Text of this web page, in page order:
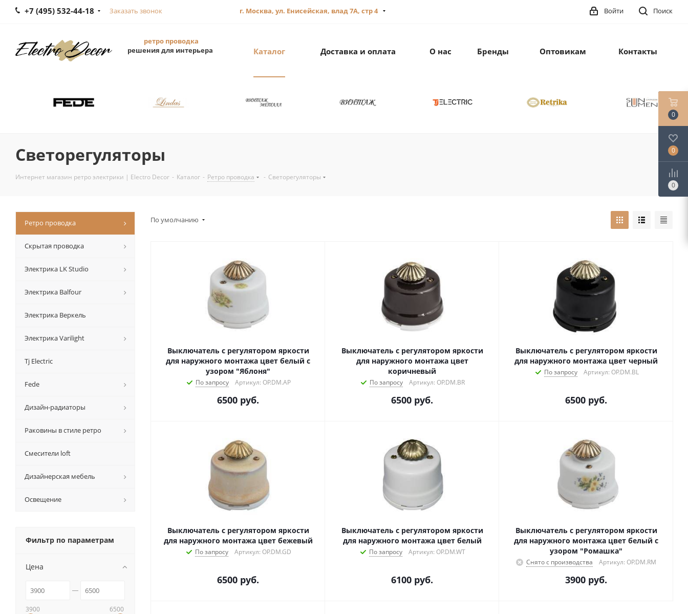
+7 (495) 532-44-18 Заказать звонок г. Москва, ул. Енисейская, влад 7А, стр 4 Поиск
Войти
ретро проводка
решения для интерьера
Каталог Доставка и оплата О нас Бренды Оптовикам Контакты
Светорегуляторы
Интернет магазин ретро электрики | Electro Decor - Каталог - Ретро проводка - Светорегуляторы
По умолчанию
Выключатель с регулятором яркости
для наружного монтажа цвет белый с
узором "Яблоня"
По запросу Артикул: OP.DM.AP
6500 руб.
Выключатель с регулятором яркости
для наружного монтажа цвет
коричневый
По запросу Артикул: OP.DM.BR
6500 руб.
Выключатель с регулятором яркости
для наружного монтажа цвет черный
По запросу Артикул: OP.DM.BL
6500 руб.
Выключатель с регулятором яркости
для наружного монтажа цвет бежевый
По запросу Артикул: ОР.DM.GD
6500 руб.
Выключатель с регулятором яркости
для наружного монтажа цвет белый
По запросу Артикул: OP.DM.WT
6100 руб.
Выключатель с регулятором яркости
для наружного монтажа цвет белый с
узором "Ромашка"
Снято с производства Артикул: OP.DM.RM
3900 руб.
Ретро проводка
Скрытая проводка
Электрика LK Studio
Электрика Balfour
Электрика Веркель
Электрика Varilight
Tj Electric
Fede
Дизайн-радиаторы
Раковины в стиле ретро
Смесители loft
Дизайнерская мебель
Освещение
Фильтр по параметрам
Цена
3900 6500
0
0
0